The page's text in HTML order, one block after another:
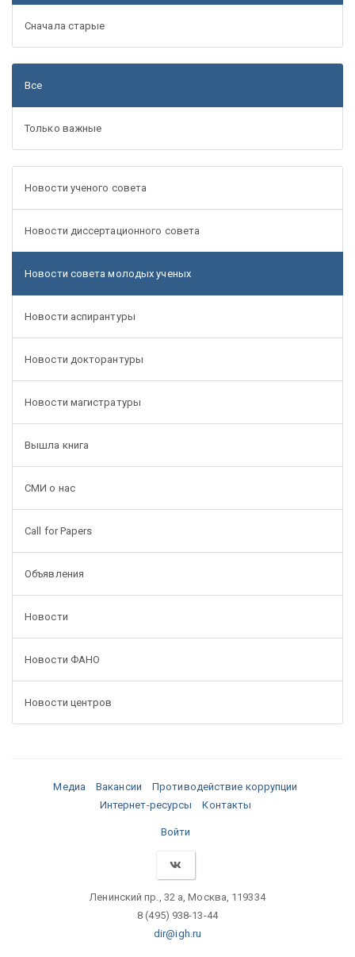
Сначала старые
Все
Только важные
Новости ученого совета
Новости диссертационного совета
Новости совета молодых ученых
Новости аспирантуры
Новости докторантуры
Новости магистратуры
Вышла книга
СМИ о нас
Call for Papers
Объявления
Новости
Новости ФАНО
Новости центров
Медиа Вакансии
Противодействие коррупции
Интернет-ресурсы
Контакты
Войти
Ленинский пр., 32 а, Москва, 119334
8 (495) 938-13-44
dir@igh.ru